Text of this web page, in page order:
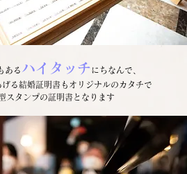
ある ハイタッチにちなんで、
る結婚証明書もオリジナルのカタチで
スタンプの証明書となります